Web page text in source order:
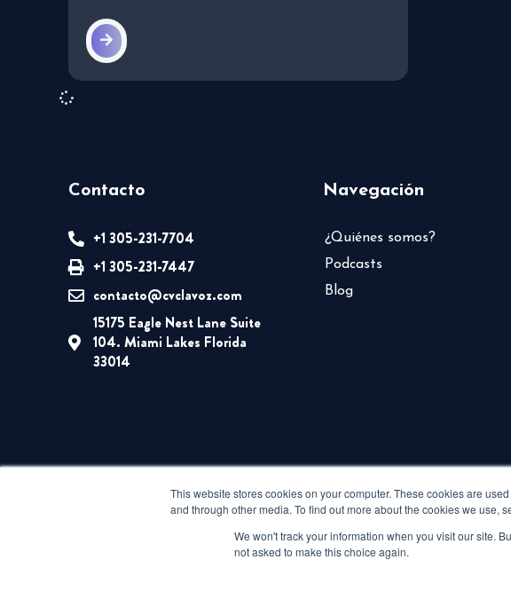
This website stores cookies on your computer. These cookies are
and through other media. To find out more about the cookies we use,
We won't track your information when you visit our site.
not asked to make this choice again.
Contacto
+1 305-231-7704
+1 305-231-7447
contacto@cvclavoz.com
15175 Eagle Nest Lane Suite
104. Miami Lakes Florida
33014
Navegación
¿Quiénes somos?
Podcasts
Blog